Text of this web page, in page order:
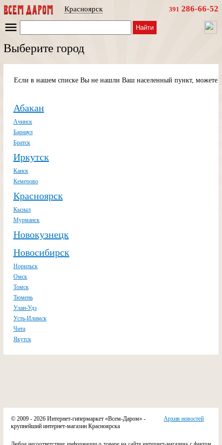
Красноярск 391 286-66-52
Найти
Выберите город
Если в нашем списке Вы не нашли Ваш населенный пункт, можете
Абакан
Ачинск
Барнаул
Братск
Иркутск
Канск
Кемерово
Красноярск
Кызыл
Мурманск
Новокузнецк
Новосибирск
Норильск
Омск
Томск
Тюмень
Улан-Удэ
Усть-Илимск
Чита
Якутск
Архив новостей
© 2009 - 2026 Интернет-гипермаркет «Всем-Даром» -
крупнейший интернет-магазин Красноярска
Любое несоответствие информации о товаре на сайте интернет-магазина с фактом